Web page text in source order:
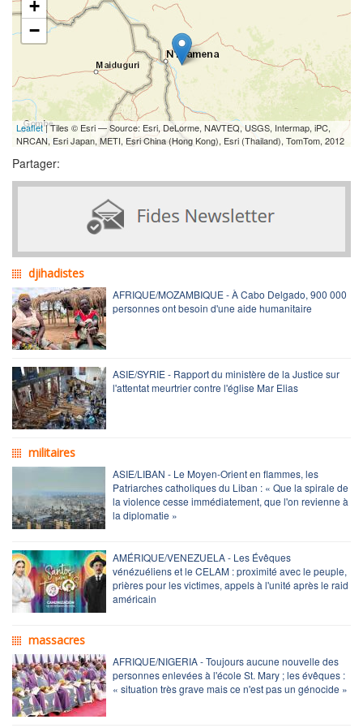
+
−
Leaflet| Tiles © Esri — Source: Esri, DeLorme, NAVTEQ, USGS, Intermap, iPC,
NRCAN, Esri Japan, METI, Esri China (Hong Kong), Esri (Thailand), TomTom, 2012
Partager:
djihadistes
AFRIQUE/MOZAMBIQUE - À Cabo Delgado, 900 000
personnes ont besoin d'une aide humanitaire
ASIE/SYRIE - Rapport du ministère de la Justice sur
l'attentat meurtrier contre l'église Mar Elias
militaires
ASIE/LIBAN - Le Moyen-Orient en flammes, les
Patriarches catholiques du Liban : « Que la spirale de
la violence cesse immédiatement, que l'on revienne à
la diplomatie »
AMÉRIQUE/VENEZUELA - Les Évêques
vénézuéliens et le CELAM : proximité avec le peuple,
prières pour les victimes, appels à l'unité après le raid
américain
massacres
AFRIQUE/NIGERIA - Toujours aucune nouvelle des
personnes enlevées à l'école St. Mary ; les évêques :
« situation très grave mais ce n'est pas un génocide »